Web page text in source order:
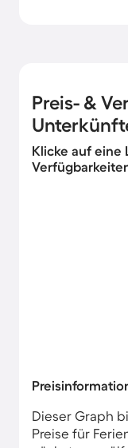
Preis- &
Klicke auf eine
Dieser Graph
Preise für